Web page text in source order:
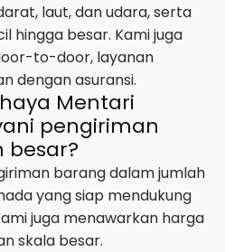
laut, dan udara, serta
hingga besar. Kami juga
to-door, layanan
dengan asuransi.
Mentari
pengiriman
barang dalam jumlah
yang siap mendukung
juga menawarkan harga
skala besar.